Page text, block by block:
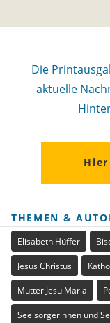
Die
aktuelle
THEMEN &
Elisabeth Hüffer
Jesus Christus
Mutter Jesu Maria
Seelsorgerinnen und